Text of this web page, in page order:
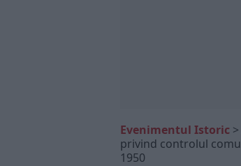
Evenimentul Istoric >
privind controlul
1950